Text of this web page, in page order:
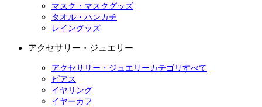
マスク・マスクグッズ
タオル・ハンカチ
レイングッズ
アクセサリー・ジュエリー
アクセサリー・ジュエリーカテゴリすべて
ピアス
イヤリング
イヤーカフ